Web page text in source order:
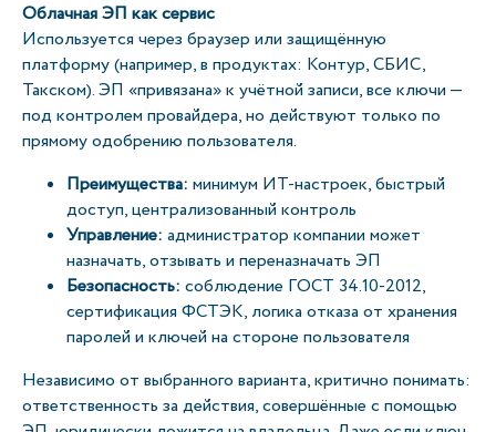
Облачная ЭП как сервис
Используется через браузер или защищённую
платформу (например, в продуктах: Контур, СБИС,
Такском). ЭП «привязана» к учётной записи, все ключи —
под контролем провайдера, но действуют только по
прямому одобрению пользователя.
Преимущества: минимум ИТ-настроек, быстрый
доступ, централизованный контроль
Управление: администратор компании может
назначать, отзывать и переназначать ЭП
Безопасность: соблюдение ГОСТ 34.10-2012,
сертификация ФСТЭК, логика отказа от хранения
паролей и ключей на стороне пользователя
Независимо от выбранного варианта, критично понимать:
ответственность за действия, совершённые с помощью